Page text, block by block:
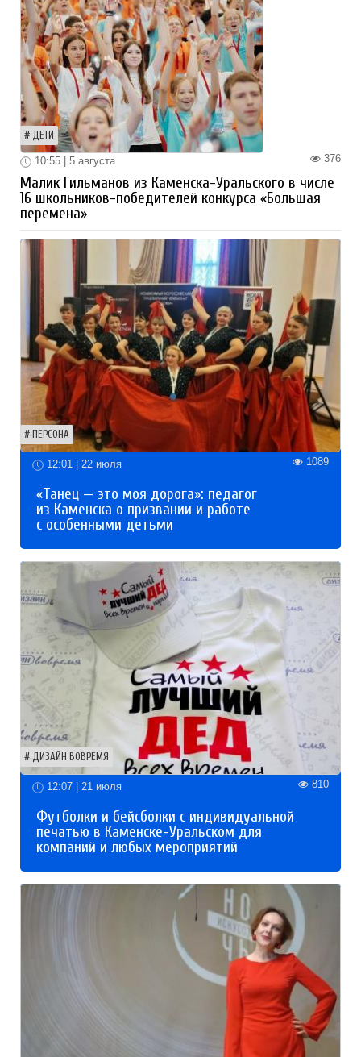
ДЕТИ
376
10:55 | 5 августа
Малик Гильманов из Каменска-Уральского в числе
16 школьников-победителей конкурса «Большая
перемена»
ПЕРСОНА
12:01 | 22 июля 1089
«Танец — это моя дорога»: педагог
из Каменска о призвании и работе
с особенными детьми
ДИЗАЙН ВОВРЕМЯ
12:07 | 21 июля 810
Футболки и бейсболки с индивидуальной
печатью в Каменске-Уральском для
компаний и любых мероприятий